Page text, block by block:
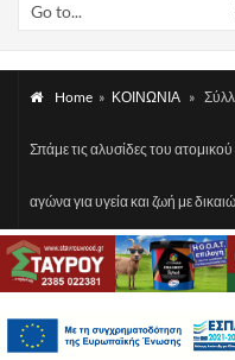
Go to...
Home » ΚΟΙΝΩΝΙΑ »
Σπάμε τις αλυσίδες του
αγώνα για υγεία και ζωή με